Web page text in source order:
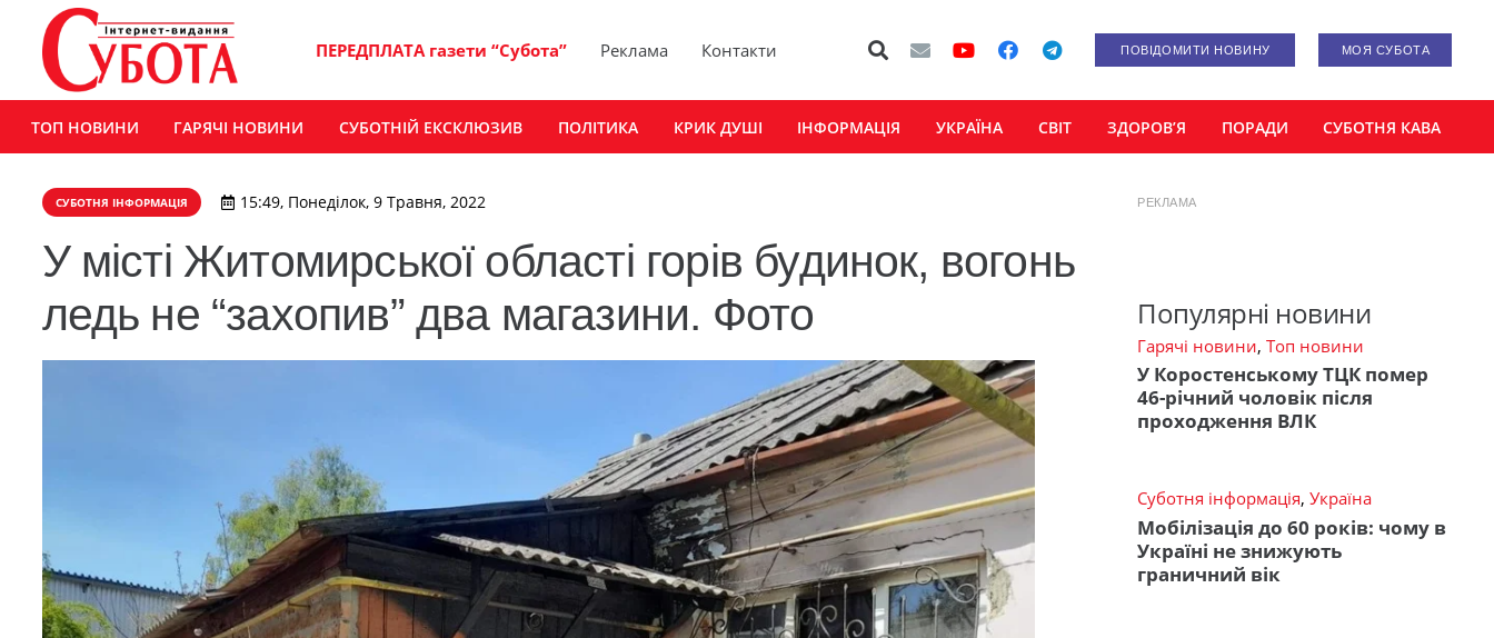
ПЕРЕДПЛАТА газети “Субота” Реклама Контакти ПОВІДОМИТИ НОВИНУ МОЯ СУБОТА
ТОП НОВИНИ ГАРЯЧІ НОВИНИ СУБОТНІЙ ЕКСКЛЮЗИВ ПОЛІТИКА КРИК ДУШІ ІНФОРМАЦІЯ УКРАЇНА СВІТ ЗДОРОВ’Я ПОРАДИ СУБОТНЯ КАВА
СУБОТНЯ ІНФОРМАЦІЯ 15:49, Понеділок, 9 Травня, 2022
У місті Житомирської області горів будинок, вогонь
ледь не “захопив” два магазини. Фото
РЕКЛАМА
Популярні новини
Гарячі новини, Топ новини
У Коростенському ТЦК помер
46-річний чоловік після
проходження ВЛК
Суботня інформація, Україна
Мобілізація до 60 років: чому в
Україні не знижують
граничний вік